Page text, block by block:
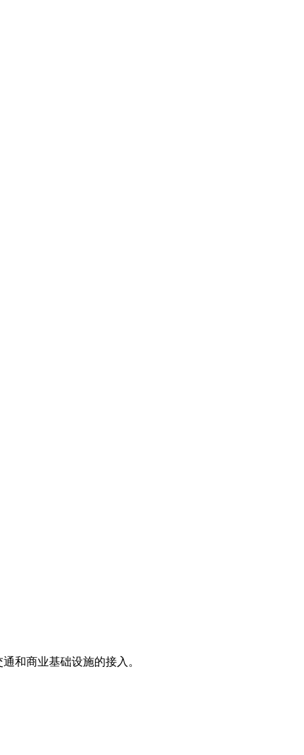
和商业基础设施的接入。